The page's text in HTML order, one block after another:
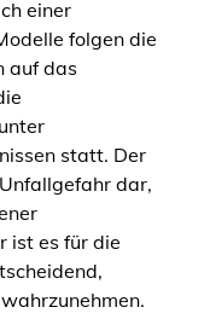
einer
folgen die
auf das
statt. Der
dar,
ist es für die